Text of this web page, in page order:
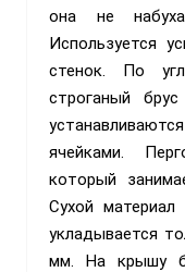
она не
Используется
стенок. По
строганый
ячейками.
который
Сухой
укладывается
мм. На крышу